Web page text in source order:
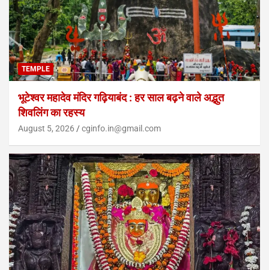
TEMPLE
भूटेश्वर महादेव मंदिर गढ़ियाबंद : हर साल बढ़ने वाले अद्भुत
शिवलिंग का रहस्य
August 5, 2026 cginfo.in@gmail.com